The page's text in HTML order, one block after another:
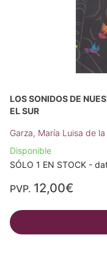
LOS SONIDOS DE
EL SUR
Garza, María Luisa de la
Disponible
SÓLO 1 EN STOCK -
PVP. 12,00€